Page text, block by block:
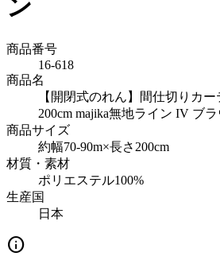
ン
商品番号
16-618
商品名
【開閉式のれん】間仕切りカー
200cm majika無地ライン IV ブ
商品サイズ
約幅70-90m×長さ200cm
材質・素材
ポリエステル100%
生産国
日本
info